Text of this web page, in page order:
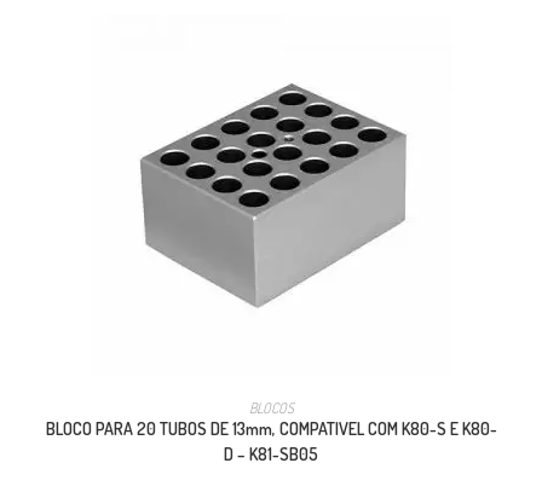
BLOCOS
BLOCO PARA 20 TUBOS DE 13mm, COMPATIVEL COM K80-S E K80-
D – K81-SB05